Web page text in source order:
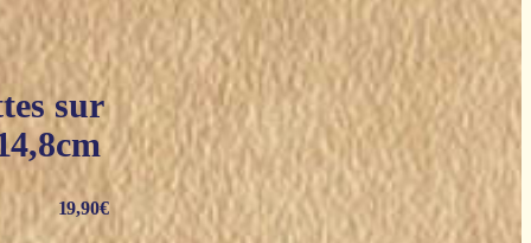
sur
19,90€